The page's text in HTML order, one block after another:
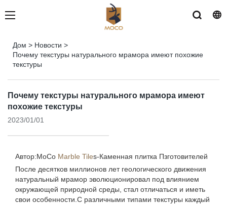
Дом > Новости >
Почему текстуры натурального мрамора имеют похожие
текстуры
Почему текстуры натурального мрамора имеют
похожие текстуры
2023/01/01
Автор:MoCo Marble Tiles-Каменная плитка Пзготовителей
После десятков миллионов лет геологического движения
натуральный мрамор эволюционировал под влиянием
окружающей природной среды, стал отличаться и иметь
свои особенности.С различными типами текстуры каждый